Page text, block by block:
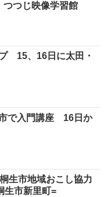
つじ映像学習館
15、16日に太田・
で入門講座 16日か
生市地域おこし協力
生市新里町=